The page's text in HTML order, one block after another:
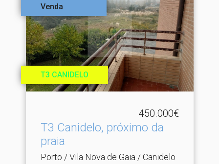
Venda
T3 CANIDELO
450.000€
T3 Canidelo, próximo da
praia
Porto / Vila Nova de Gaia / Canidelo